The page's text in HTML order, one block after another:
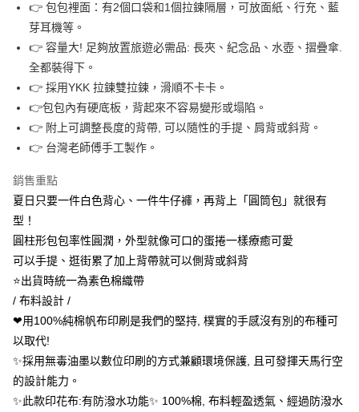
大哥付你分期
相關說明
【大哥付你分期使用說明】
1.本服務由台灣大哥大提供，台灣大哥大用戶可立即使用無須另外申請。
2.付款方式選擇「大哥付你分期」，訂單成立後會自動跳轉到大哥付的交易
流程，驗證手機門號後，選擇欲分期的期數、繳款截止日，確認付款後即完
成交易。
3.實際核准額度、可分期數及費用金額請依後續交易確認頁面所載為準。
消。如遇「轉專審核」未通過狀況，表示未達大哥付你分期系統評分，恕無
【繳款方式說明】
1.分期款項不併入電信帳單，「大哥付你分期」於每月結算日後寄送繳費提
2.透過簡訊連結打開帳單後，可選擇「超商條碼／台灣大直營門市／銀行轉
帳／街口支付／iPASS MONEY」等通路繳費。
【注意事項】
1.本服務係由「台灣大哥大股份有限公司」（以下簡稱本公司）所提供，讓
用戶於交易時，得透過本服務購買商品或服務，並由商店將買賣／分期付款
2.基於同意付款使用「大哥付你分期」之契約關係目的，商店將以您的個人
資料（包含姓名、電話或地址）提供予台灣大哥大進項蒐集、處理及利用，
由本公司與您本人進行分期帳單所需資料之確認、核對及更正。
3.完整用戶服務條款，請詳閱以下連結：https://oppay.tw/userRule
AFTEE先享後付
相關說明
【關於「AFTEE先享後付」】
AFTEE先享後付是「在收到商品之後才付款」的支付方式。 讓您購物簡單
便利好安心！
１．簡單：不需註冊會員、不需綁卡、不需儲值。
３．安心：先確認商品／服務後，再付款。
【「AFTEE先享後付」結帳流程】
１．於結帳方式選擇「AFTEE先享後付」後，將跳轉至「AFTEE先享後付」
２．訂單成立數日內，您將收到繳費通知簡訊。
３．收到繳費通知簡訊後14天內，點擊此簡訊中的連結，可透過四大超商／
ATM／網路銀行／等多元方式進行付款，方視為交易完成。
※ 請注意：結帳手續完成當下不需立刻繳費，但若您需要取消訂單，請聯絡
購買商品的店家。未經商家同意取消之訂單仍視為有效，需透過AFTEE先享
後付繳納相關費用。
是否繳費成功／繳費後需取消欲退款等相關疑問，請聯繫「AFTEE先享後付
客戶支援中心」https://netprotections.freshdesk.com/support/home
【注意事項】
１．透過由恩沛科技股份有限公司提供之「AFTEE先享後付」服務完成之交
ATM付款
運送方式
付款後全家取貨
每筆NT$70，滿NT$899(含以上)免運費
宅配
每筆NT$100，滿NT$1,000(含以上)免運費
京站台北店客服中心(1F星巴克旁) 即日起不提供京站紙袋，取件時
請自備購物袋，若需購買紙袋可現場詢問
免運費
👉 包包裡面：有2個口袋和1個拉鍊隔層，可放面紙、行充、藍
芽耳機等。
👉 容量大! 足夠放置旅遊必需品: 長夾、紀念品、水壺、摺疊傘.
全都裝得下。
👉 採用YKK 拉鍊雙拉鍊，滑順不卡卡。
👉包包內有硬底板，背起來不容易變形或塌陷。
👉 附上可調整長度的背帶, 可以隨性的手提、肩背或斜背。
👉 台灣老師傅手工製作。
銷售重點
夏日只要一件白色背心、一件牛仔褲，再背上「圓筒包」就很有
型！
圓柱形包包率性圓潤，外型就像可口的蛋捲一樣療癒可愛
可以手提、逛街累了加上背帶就可以側背或斜背
⭐出貨時統一為素色棉織帶
/ 布料設計 /
❤用100%純棉帆布印刷是我們的堅持, 樸實的手感沒有別的布種可
以取代!
✨採用無毒油墨以數位印刷的方式兼顧環境保護, 且可發揮天馬行空
的設計能力。
✨此款印花布:有防潑水功能✨ 100%棉, 布料輕盈透氣、經過防潑水